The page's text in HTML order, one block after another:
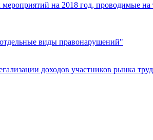
на 2018 год, проводимые
виды правонарушений"
доходов участников рынка